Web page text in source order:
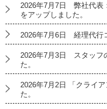
2026年7月7日 弊社代表
をアップしました。
2026年7月6日 経理代行
2026年7月3日 スタッフ
た。
2026年7月2日 「クライ
た。